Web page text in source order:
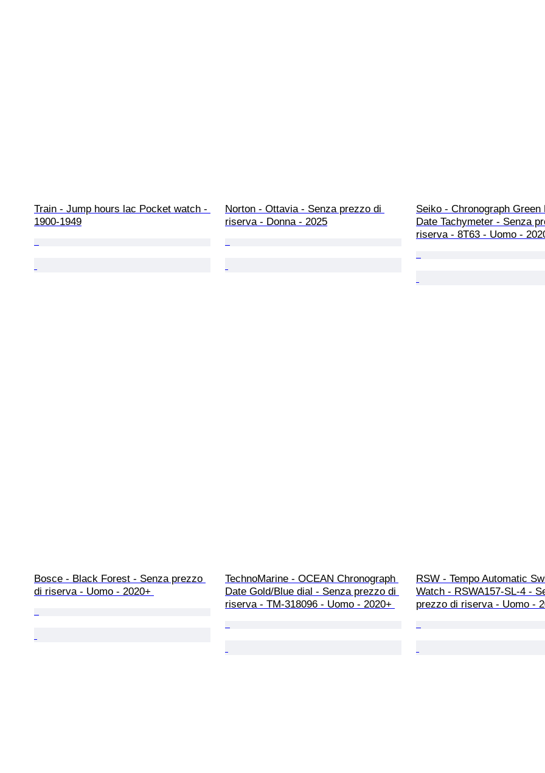
Train - Jump hours lac Pocket watch -
1900-1949
Norton - Ottavia - Senza prezzo di
riserva - Donna - 2025
Seiko - Chronograph Green
Date Tachymeter - Senza
riserva - 8T63 - Uomo -
Bosce - Black Forest - Senza prezzo
di riserva - Uomo - 2020+
TechnoMarine - OCEAN Chronograph
Date Gold/Blue dial - Senza prezzo di
riserva - TM-318096 - Uomo - 2020+
RSW - Tempo Automatic
Watch - RSWA157-SL-4 -
prezzo di riserva - Uomo -